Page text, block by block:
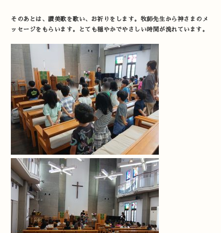
そのあとは、讃美歌を歌い、お祈りをします。牧師先生から神さまのメ
ッセージをもらいます。とても穏やかでやさしい時間が流れています。